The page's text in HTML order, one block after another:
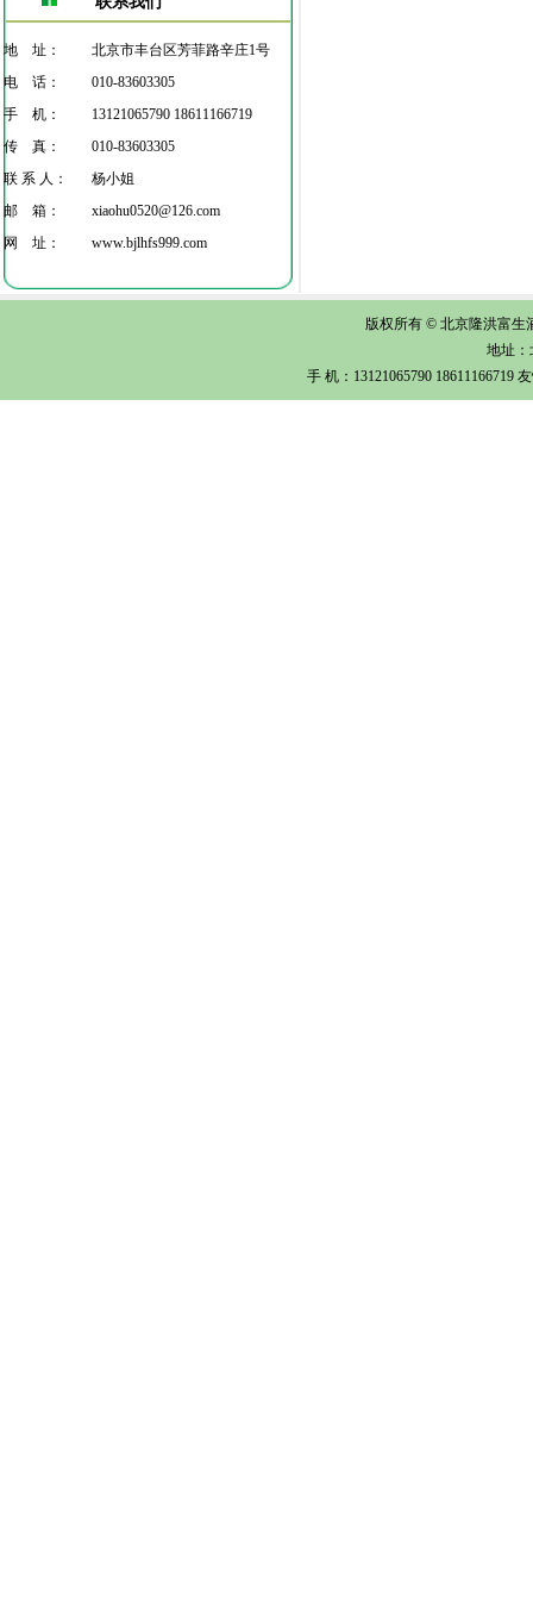
地 址：
北京市丰台区芳菲路辛庄1号
电 话：
010-83603305
手 机：
13121065790 18611166719
传 真：
010-83603305
联 系 人：
杨小姐
邮 箱：
xiaohu0520@126.com
网 址：
www.bjlhfs999.com
版权所有 © 北京隆洪富生
地址：
手 机：13121065790 18611166719